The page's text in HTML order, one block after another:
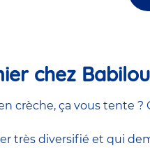
chez Babilou
crèche, ça vous tente
très diversifié et qui